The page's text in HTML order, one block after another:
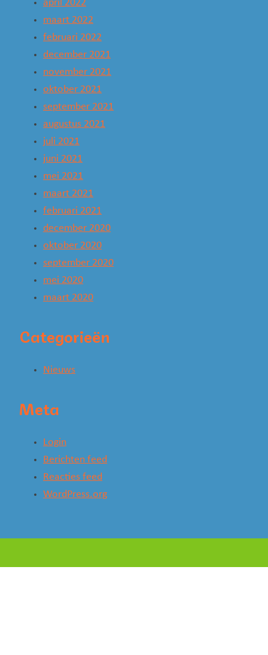
april 2022
maart 2022
februari 2022
december 2021
november 2021
oktober 2021
september 2021
augustus 2021
juli 2021
juni 2021
mei 2021
maart 2021
februari 2021
december 2020
oktober 2020
september 2020
mei 2020
maart 2020
Categorieën
Nieuws
Meta
Login
Berichten feed
Reacties feed
WordPress.org